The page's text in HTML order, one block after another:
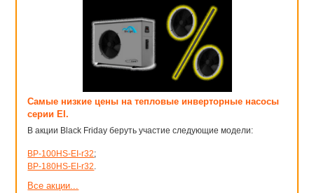
Самые низкие цены на тепловые инверторные насосы
серии EI.
В акции Black Friday беруть участие следующие модели:
BP-100HS-EI-r32;
BP-180HS-EI-r32.
Все акции...